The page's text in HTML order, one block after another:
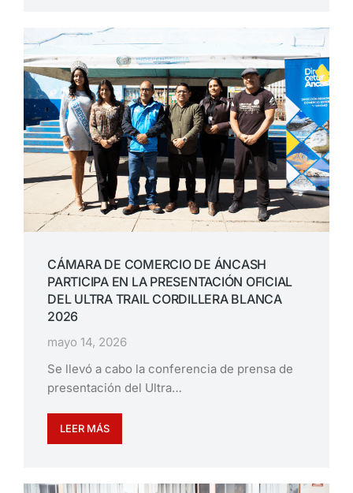
CÁMARA DE COMERCIO DE ÁNCASH
PARTICIPA EN LA PRESENTACIÓN OFICIAL
DEL ULTRA TRAIL CORDILLERA BLANCA
2026
mayo 14, 2026
Se llevó a cabo la conferencia de prensa de
presentación del Ultra…
LEER MÁS